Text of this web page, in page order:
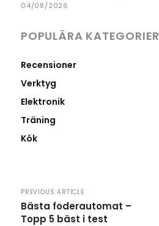
04/08/2026
POPULÄRA KATEGORIER
Recensioner
Verktyg
Elektronik
Träning
Kök
PREVIOUS ARTICLE
Bästa foderautomat –
Topp 5 bäst i test